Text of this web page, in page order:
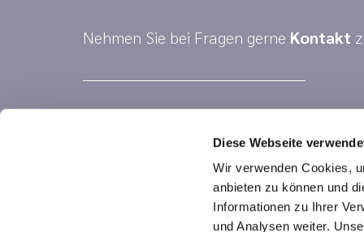
Diese Webseite
Wir verwenden Cookies,
anbieten zu können und
Informationen zu Ihrer
und Analysen weiter.
Nehmen Sie bei Fragen gerne Kontakt